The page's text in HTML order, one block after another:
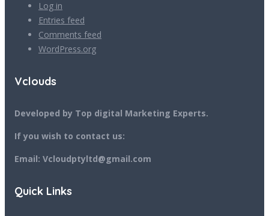
Log in
Entries feed
Comments feed
WordPress.org
Vclouds
Developed by Top digital Marketing Experts.
If you wish to contact us:
Email: Vcloudptyltd@gmail.com
Quick Links